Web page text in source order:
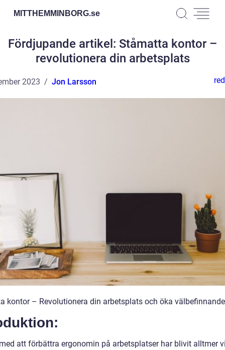
MITTHEMMINBORG.se
Fördjupande artikel: Ståmatta kontor –
revolutionera din arbetsplats
2023 Jon Larsson
kontor – Revolutionera din arbetsplats och öka
att förbättra ergonomin på arbetsplatser har blivit alltmer